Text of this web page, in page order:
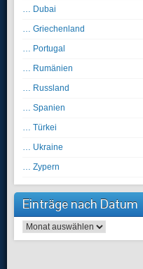
… Dubai
… Griechenland
… Portugal
… Rumänien
… Russland
… Spanien
… Türkei
… Ukraine
… Zypern
Einträge nach Datum
Einträge nach Datum